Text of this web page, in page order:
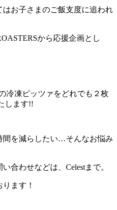
お子さまのご飯支度に追われ
から応援企画とし
冷凍ピッツァをどれでも２枚
します!!
間を減らしたい…そんなお悩み
合わせなどは、Celestまで。
ます！